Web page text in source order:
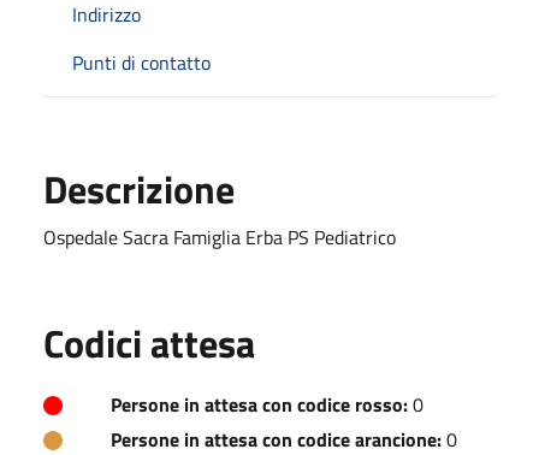
Indirizzo
Punti di contatto
Descrizione
Ospedale Sacra Famiglia Erba PS Pediatrico
Codici attesa
Persone in attesa con codice rosso:0
Persone in attesa con codice arancione:0